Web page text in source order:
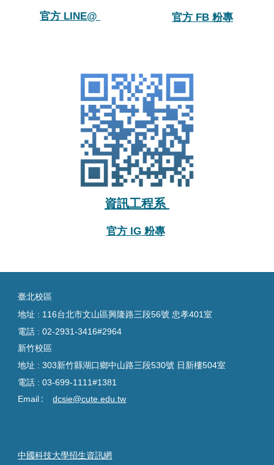
官方 LINE@ 官方 FB 粉專
資訊工程系
官方 IG 粉專
臺北校區
地址 : 116台北市文山區興隆路三段56號 忠孝401室
電話 :02-2931-3416#2964
新竹校區
地址 : 303新竹縣湖口鄉中山路三段530號 日新樓504室
電話 :03-699-1111#1381
Email :dcsie@cute.edu.tw
中國科技大學招生資訊網